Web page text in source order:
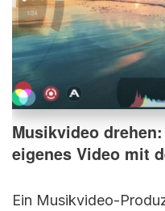
Musikvideo
eigenes Video mit
Ein Musikvideo-